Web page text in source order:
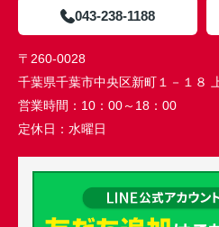
043-238-1188
〒260-0028
千葉県千葉市中央区新町１－１８
営業時間： 10：00～18：00
定休日： 水曜日